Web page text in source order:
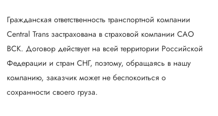
Гражданская ответственность транспортной компании
Central Trans застрахована в страховой компании САО
ВСК. Договор действует на всей территории Российской
Федерации и стран СНГ, поэтому, обращаясь в нашу
компанию, заказчик может не беспокоиться о
сохранности своего груза.